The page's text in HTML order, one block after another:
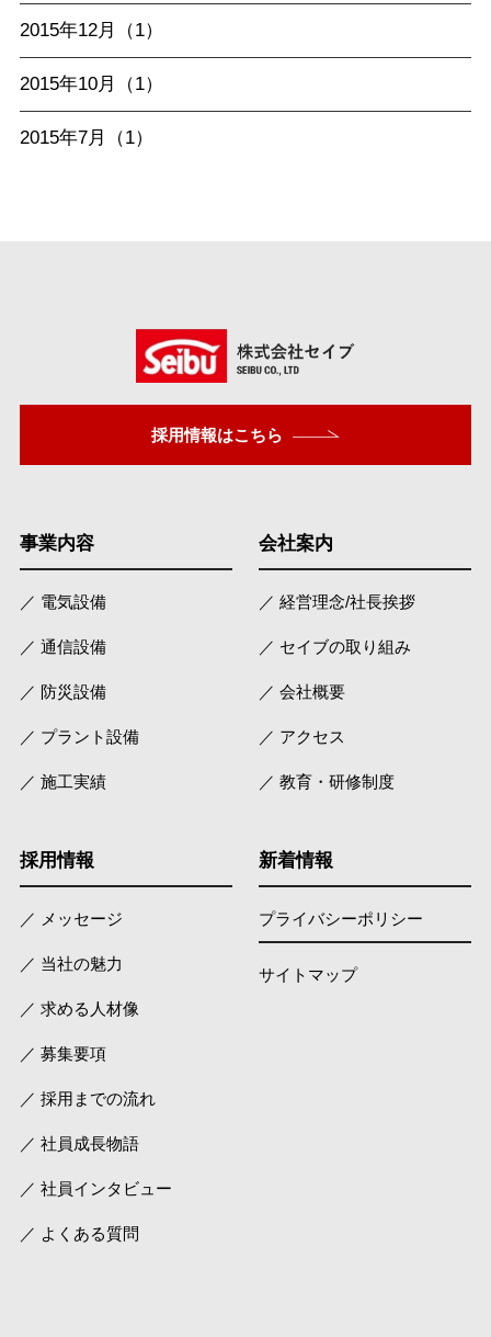
2015年12月（1）
2015年10月（1）
2015年7月（1）
採用情報はこちら
事業内容
／ 電気設備
／ 通信設備
／ 防災設備
／ プラント設備
／ 施工実績
会社案内
／ 経営理念/社長挨拶
／ セイブの取り組み
／ 会社概要
／ アクセス
／ 教育・研修制度
採用情報
／ メッセージ
／ 当社の魅力
／ 求める人材像
／ 募集要項
／ 採用までの流れ
／ 社員成長物語
／ 社員インタビュー
／ よくある質問
新着情報
プライバシーポリシー
サイトマップ